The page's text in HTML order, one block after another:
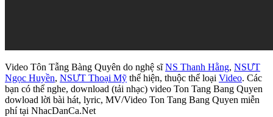
Video Tôn Tẫng Bàng Quyên do nghệ sĩNS Thanh Hằng, NSƯT
Ngọc Huyền, NSƯT Thoại Mỹ thể hiện, thuộc thể loại Video. Các
bạn có thể nghe, download (tải nhạc) video Ton Tang Bang Quyen
dowload lời bài hát, lyric, MV/Video Ton Tang Bang Quyen miễn
phí tại NhacDanCa.Net